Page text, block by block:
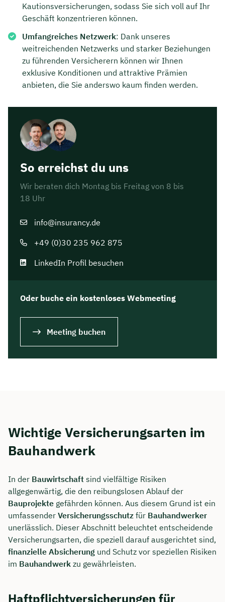
Kautionsversicherungen, sodass Sie sich voll auf Ihr
Geschäft konzentrieren können.
Umfangreiches Netzwerk: Dank unseres
weitreichenden Netzwerks und starker Beziehungen
zu führenden Versicherern können wir Ihnen
exklusive Konditionen und attraktive Prämien
anbieten, die Sie anderswo kaum finden werden.
So erreichst du uns
Wir beraten dich Montag bis Freitag von 8 bis
18 Uhr
info@insurancy.de
+49 (0)30 235 962 875
LinkedIn Profil besuchen
Oder buche ein kostenloses Webmeeting
Meeting buchen
Wichtige Versicherungsarten im
Bauhandwerk
In der Bauwirtschaft sind vielfältige Risiken
allgegenwärtig, die den reibungslosen Ablauf der
Bauprojekte gefährden können. Aus diesem Grund ist ein
umfassender Versicherungsschutz für Bauhandwerker
unerlässlich. Dieser Abschnitt beleuchtet entscheidende
Versicherungsarten, die speziell darauf ausgerichtet sind,
finanzielle Absicherung und Schutz vor speziellen Risiken
im Bauhandwerk zu gewährleisten.
Haftpflichtversicherungen für
Jetzt persönliches
Beratungsgespräch mit Jonas
Ubben sichern 🤝